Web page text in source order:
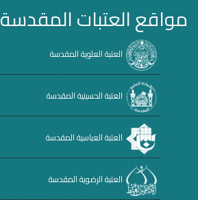
مواقع العتبات المقدسة
العتبة العلوية المقدسة
العتبة الحسينية المقدسة
العتبة العباسية المقدسة
العتبة الرضوية المقدسة